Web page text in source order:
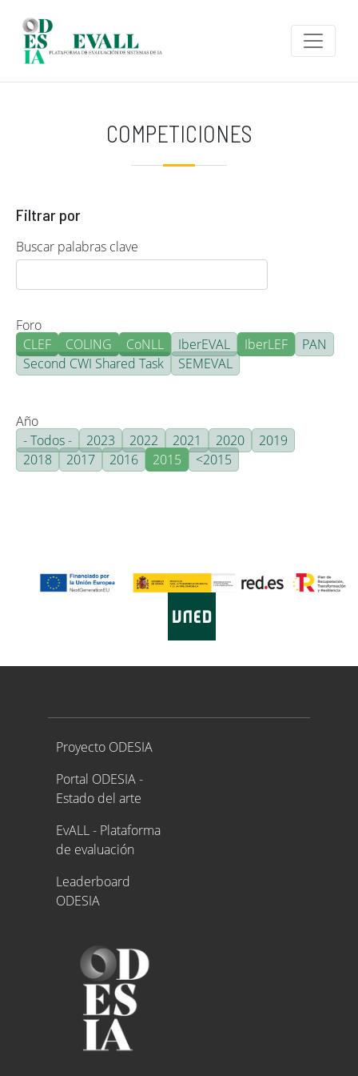
COMPETICIONES
Filtrar por
Buscar palabras clave
Foro
CLEF
COLING CoNLL IberEVAL IberLEF
PAN
Second CWI Shared Task
SEMEVAL
Año
- Todos -
2023 2022 2021 2020
2019
2018
2017 2016 2015 <2015
Proyecto ODESIA
Proyecto ODESIA
Portal ODESIA -
Estado del arte
EvALL - Plataforma
de evaluación
Leaderboard
ODESIA